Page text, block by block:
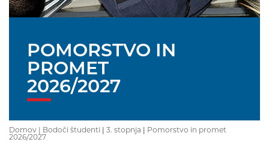
POMORSTVO IN
PROMET
2026/2027
Domov | Bodoči študenti | 3. stopnja | Pomorstvo in promet
2026/2027